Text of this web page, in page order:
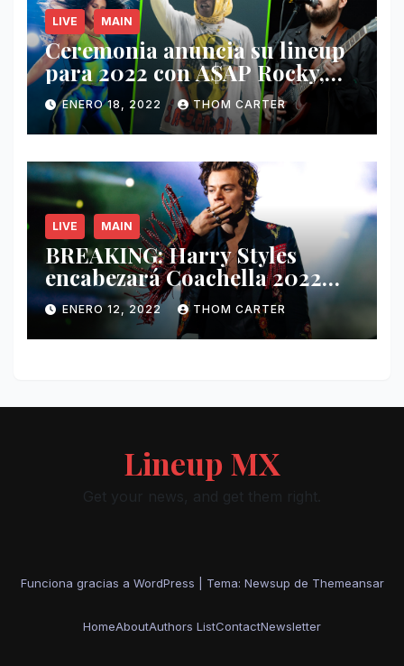
LIVE MAIN
Ceremonia anuncia su lineup
para 2022 con A$AP Rocky,
Nathy Peluso, Noah Pino Palo
y más.
ENERO 18, 2022 THOM CARTER
LIVE MAIN
BREAKING: Harry Styles
encabezará Coachella 2022
junto a Kanye West y Billie
Eilish.
ENERO 12, 2022 THOM CARTER
Lineup MX
Get your news, and get them right.
Funciona gracias a WordPress Tema: Newsup de Themeansar
HomeAboutAuthors ListContactNewsletter